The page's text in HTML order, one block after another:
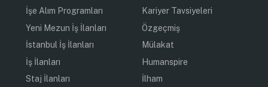
İşe Alım Programları
Yeni Mezun İş İlanları
İstanbul İş İlanları
İş İlanları
Staj İlanları
Kariyer Tavsiyeleri
Özgeçmiş
Mülakat
Humanspire
İlham